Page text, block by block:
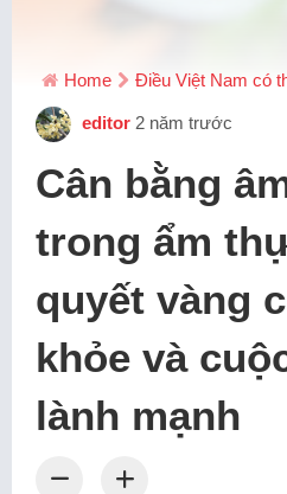
Home Điều Việt Nam có
editor 2 năm trước
Cân bằng
trong ẩm
quyết vàng
khỏe và
lành mạnh